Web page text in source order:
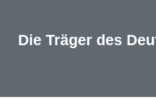
Die Träger des